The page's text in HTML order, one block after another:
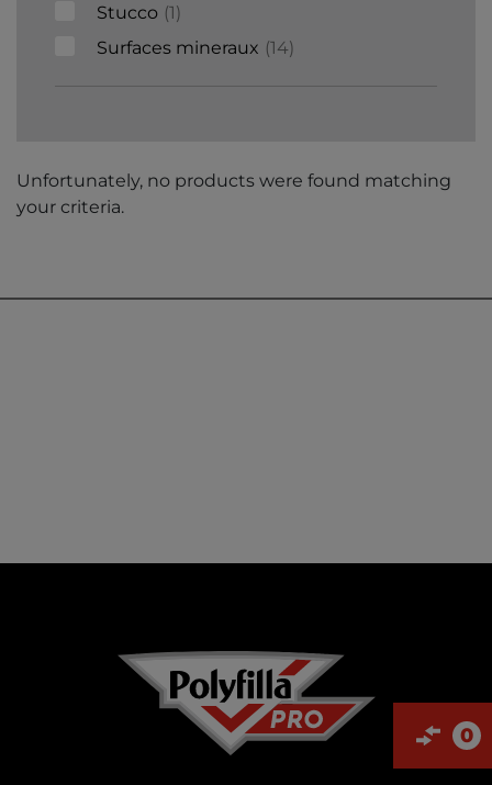
Stucco 1
Surfaces mineraux 14
Unfortunately, no products were found matching
your criteria.
0